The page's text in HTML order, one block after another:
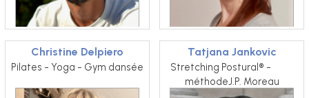
Christine Delpiero
Pilates - Yoga - Gym dansée
Tatjana Jankovic
Stretching Postural® -
méthodeJ.P. Moreau